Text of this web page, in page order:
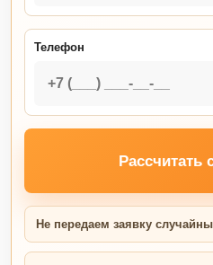
Телефон
Рассчитать
Не передаем заявку